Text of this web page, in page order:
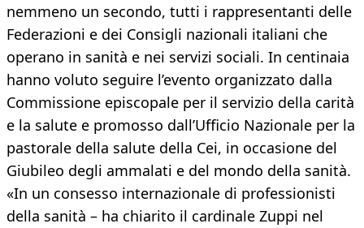
nemmeno un secondo, tutti i rappresentanti delle
Federazioni e dei Consigli nazionali italiani che
operano in sanità e nei servizi sociali. In centinaia
hanno voluto seguire l’evento organizzato dalla
Commissione episcopale per il servizio della carità
e la salute e promosso dall’Ufficio Nazionale per la
pastorale della salute della Cei, in occasione del
Giubileo degli ammalati e del mondo della sanità.
«In un consesso internazionale di professionisti
della sanità – ha chiarito il cardinale Zuppi nel